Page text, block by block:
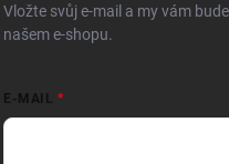
Vložte svůj e-mail a my vám
našem e-shopu.
E-MAIL